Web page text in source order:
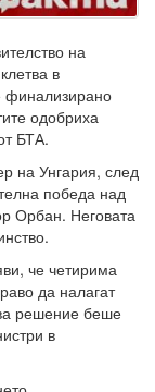
на
в
финализирано
одобриха
БТА.
на Унгария, след
победа над
Орбан. Неговата
че четирима
да налагат
решение беше
в